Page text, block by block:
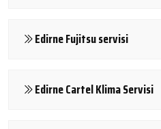
Edirne Fujitsu servisi
Edirne Cartel Klima Servisi